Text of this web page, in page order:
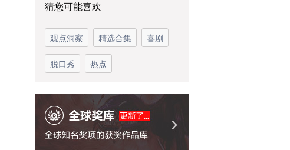
猜您可能喜欢
观点洞察 精选合集 喜剧
脱口秀 热点